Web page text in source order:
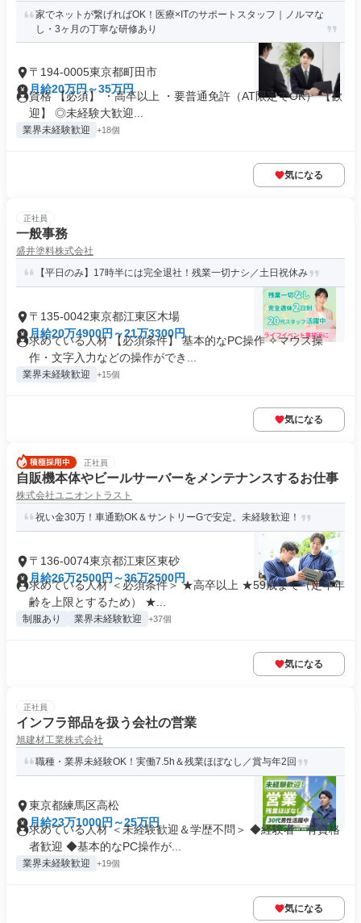
家でネットが繋げればOK！医療×ITのサポートスタッフ｜ノルマな
し・3ヶ月の丁寧な研修あり
〒194-0005東京都町田市
月給20万円～35万円
資格 【必須】 ・高卒以上 ・要普通免許（AT限定でOK） 【歓
迎】 ◎未経験大歓迎...
業界未経験歓迎 +18個
気になる
正社員
一般事務
盛井塗料株式会社
【平日のみ】17時半には完全退社！残業一切ナシ／土日祝休み
〒135-0042東京都江東区木場
月給20万4900円～21万3300円
求めている人材 【必須条件】 基本的なPC操作 ✧マウス操
作・文字入力などの操作ができ...
業界未経験歓迎 +15個
気になる
正社員
自販機本体やビールサーバーをメンテナンスするお仕事
株式会社ユニオントラスト
祝い金30万！車通勤OK＆サントリーGで安定。未経験歓迎！
〒136-0074東京都江東区東砂
月給26万2500円～36万2500円
求めている人材 ＜必須条件＞ ★高卒以上 ★59歳まで（定年年
齢を上限とするため） ★...
制服あり 業界未経験歓迎 +37個
気になる
正社員
インフラ部品を扱う会社の営業
旭建材工業株式会社
職種・業界未経験OK！実働7.5h＆残業ほぼなし／賞与年2回
東京都練馬区高松
月給23万1000円～25万円
求めている人材 ＜未経験歓迎＆学歴不問＞ ◆経験者・有資格
者歓迎 ◆基本的なPC操作が...
業界未経験歓迎 +19個
気になる